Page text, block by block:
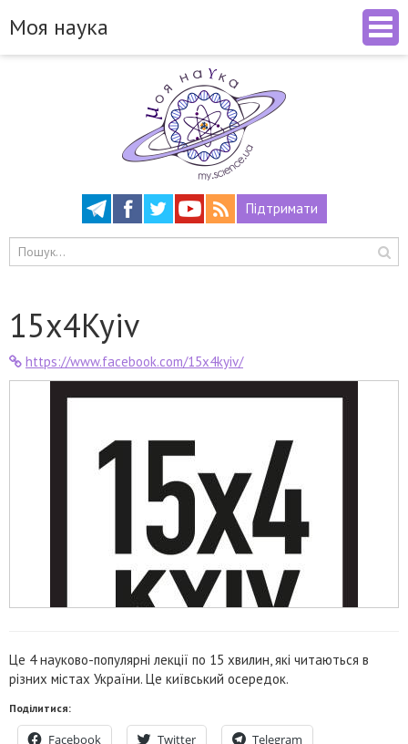
Підтримати
Моя наука
15x4Kyiv
https://www.facebook.com/15x4kyiv/
Це 4 науково-популярні лекції по 15 хвилин, які читаються в
різних містах України. Це київський осередок.
Поділитися:
Facebook Twitter Telegram